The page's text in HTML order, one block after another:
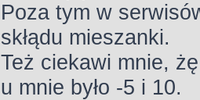
Poza tym w
skłądu mieszanki.
Też ciekawi mnie,
u mnie było -5 i 10.